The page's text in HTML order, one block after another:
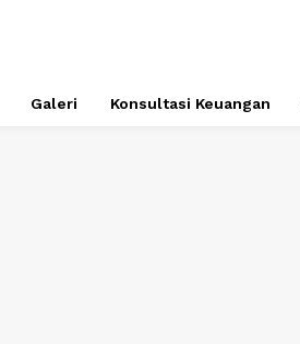
Galeri Konsultasi Keuangan